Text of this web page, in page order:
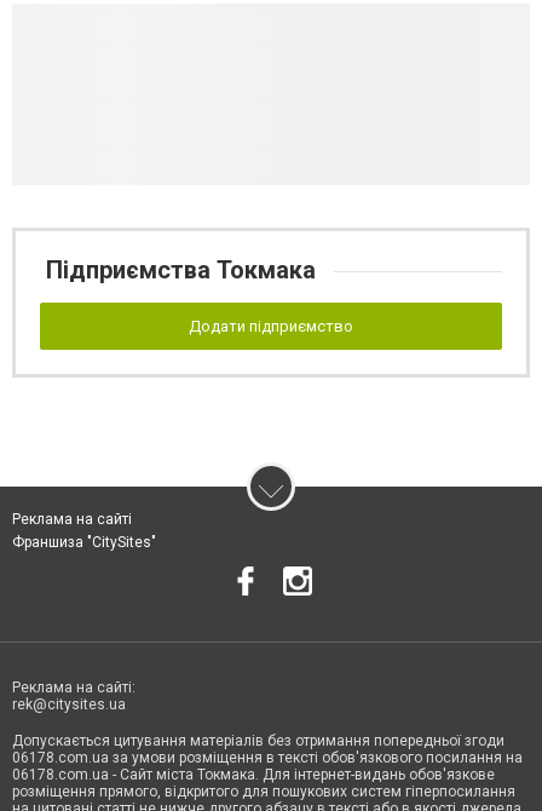
Підприємства Токмака
Додати підприємство
Реклама на сайті
Франшиза "CitySites"
Реклама на сайті:
rek@citysites.ua
Допускається цитування матеріалів без отримання попередньої згоди
06178.com.ua за умови розміщення в тексті обов'язкового посилання на
06178.com.ua - Сайт міста Токмака. Для інтернет-видань обов'язкове
розміщення прямого, відкритого для пошукових систем гіперпосилання